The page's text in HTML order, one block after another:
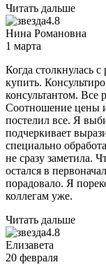
Читать дальше
4.8
Нина Романовна
1 марта
Когда столкнулась
купить.
консультантом. Все
Соотношение цены и
постелил все. Я
подчеркивает
специально
не сразу заметила.
остался в
порадовало. Я
коллегам уже.
Читать дальше
4.8
Елизавета
20 февраля